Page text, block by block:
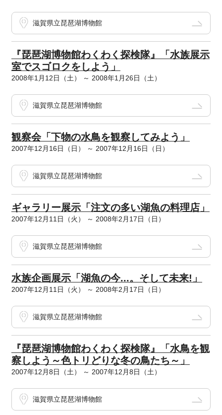
滋賀県立琵琶湖博物館
『琵琶湖博物館わくわく探検隊』「水族展示
室でスゴロクをしよう」
2008年1月12日（土） ～ 2008年1月26日（土）
滋賀県立琵琶湖博物館
観察会「下物の水鳥を観察してみよう」
2007年12月16日（日） ～ 2007年12月16日（日）
滋賀県立琵琶湖博物館
ギャラリー展示「注文の多い湖魚の料理店」
2007年12月11日（火） ～ 2008年2月17日（日）
滋賀県立琵琶湖博物館
水族企画展示「湖魚の今...。そして未来!」
2007年12月11日（火） ～ 2008年2月17日（日）
滋賀県立琵琶湖博物館
『琵琶湖博物館わくわく探検隊』「水鳥を観
察しよう～色トリどりな冬の鳥たち～」
2007年12月8日（土） ～ 2007年12月8日（土）
滋賀県立琵琶湖博物館